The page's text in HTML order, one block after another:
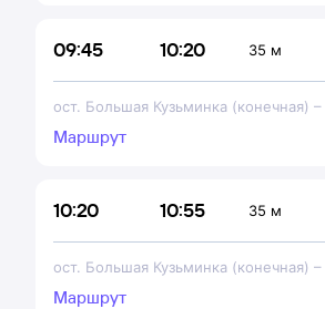
09:45 10:20 35 м
ост. Большая Кузьминка (конечная) –
Маршрут
10:20 10:55 35 м
ост. Большая Кузьминка (конечная) –
Маршрут